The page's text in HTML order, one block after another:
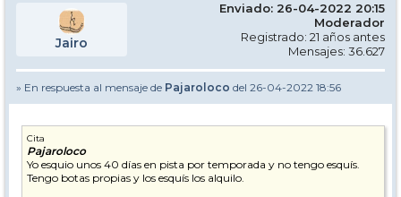
Jairo
Enviado: 26-04-2022 20:15
Moderador
Registrado: 21 años antes
Mensajes: 36.627
» En respuesta al mensaje de Pajaroloco del 26-04-2022 18:56
Cita
Pajaroloco
Yo esquio unos 40 días en pista por temporada y no tengo esquís.
Tengo botas propias y los esquís los alquilo.